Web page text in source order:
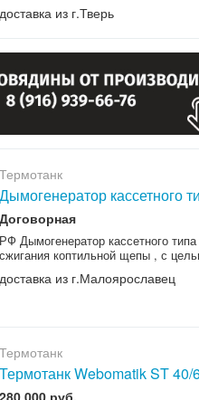
доставка из г.Тверь
Термотанк
Дымогенератор кассетного
Договорная
РФ Дымогенератор кассетного
сжигания коптильной щепы , с
доставка из г.Малоярославец
Термотанк
Термотанк Webomatik ST 40/